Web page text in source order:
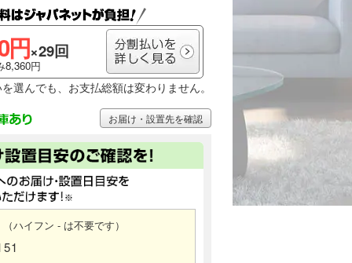
円×29回
8,360円
選んでも、お支払総額は変わりません。
（ハイフン - は不要です）
お届け・設置先を確認